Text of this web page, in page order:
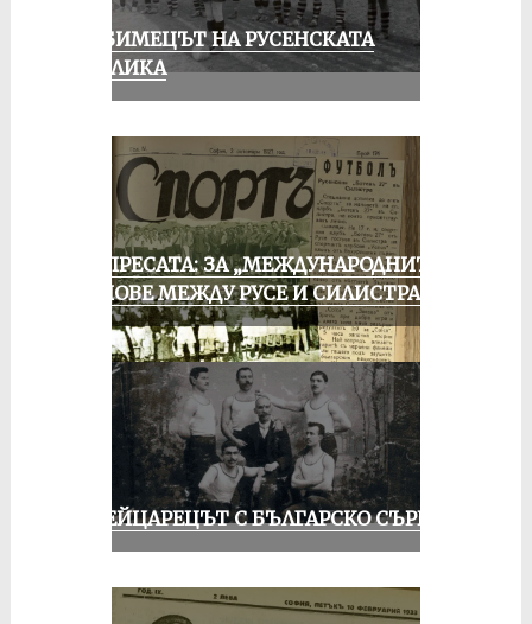
ЛЮБИМЕЦЪТ НА РУСЕНСКАТА
ПУБЛИКА
ОТ ПРЕСАТА: ЗА „МЕЖДУНАРОДНИТЕ“
МАЧОВЕ МЕЖДУ РУСЕ И СИЛИСТРА
ШВЕЙЦАРЕЦЪТ С БЪЛГАРСКО СЪРЦЕ